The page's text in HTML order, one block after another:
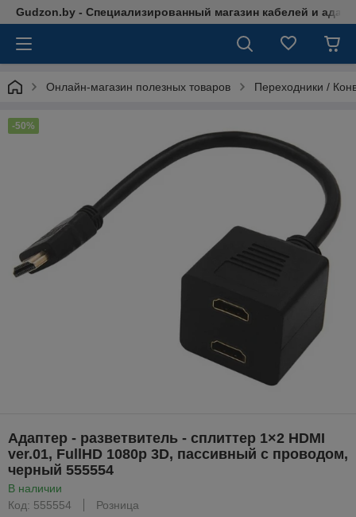
Gudzon.by - Специализированный магазин кабелей и
Онлайн-магазин полезных товаров Переходники /
-50%
Адаптер - разветвитель - сплиттер 1×2 HDMI
ver.01, FullHD 1080p 3D, пассивный с проводом,
черный 555554
В наличии
Код: 555554
Розница